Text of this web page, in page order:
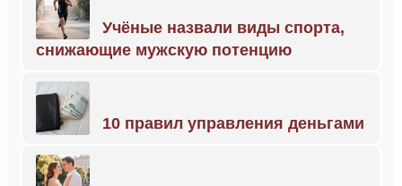
Учёные назвали виды спорта,
снижающие мужскую потенцию
10 правил управления деньгами